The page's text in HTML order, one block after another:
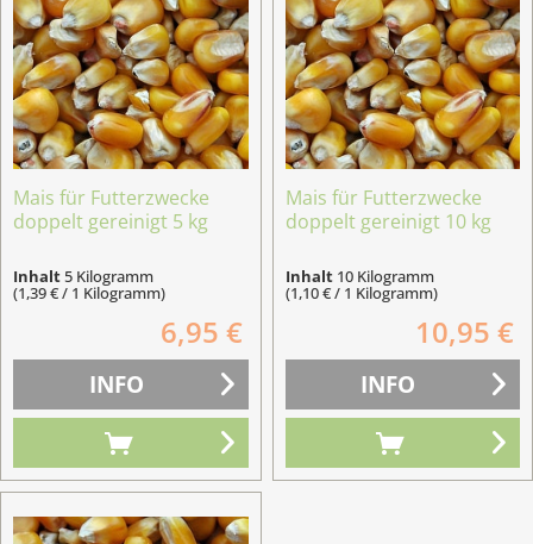
Mais für Futterzwecke
doppelt gereinigt 5 kg
Inhalt5 Kilogramm
(1,39 € / 1 Kilogramm)
6,95 €
INFO
Mais für Futterzwecke
doppelt gereinigt 10 kg
Inhalt 10 Kilogramm
(1,10 € / 1 Kilogramm)
10,95 €
INFO